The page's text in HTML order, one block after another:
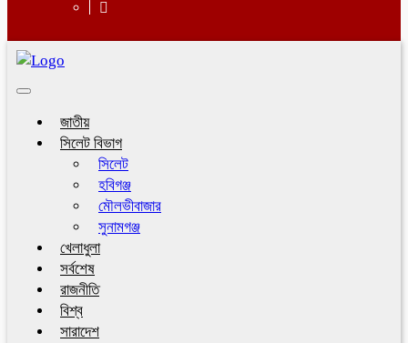
Toggle
জাতীয়
সিলেট বিভাগ
সিলেট
হবিগঞ্জ
মৌলভীবাজার
সুনামগঞ্জ
খেলাধুলা
সর্বশেষ
রাজনীতি
বিশ্ব
সারাদেশ